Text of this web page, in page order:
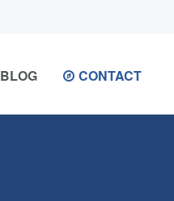
BLOG CONTACT